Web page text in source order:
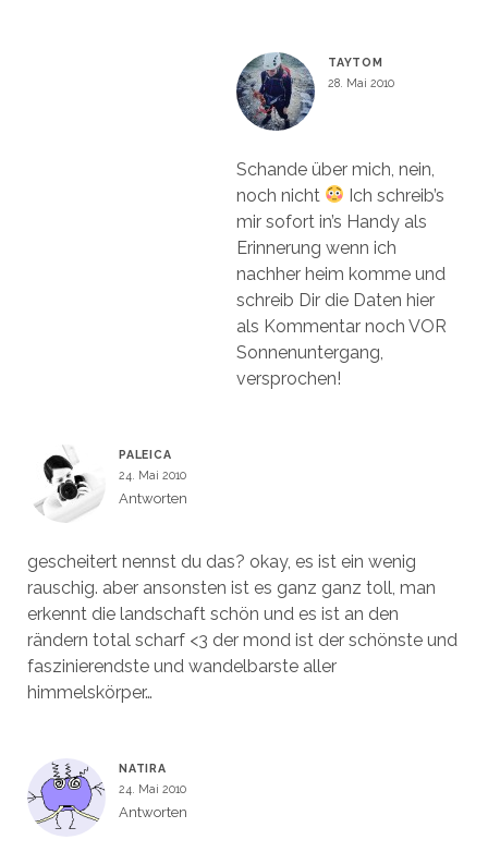
TAYTOM
28. Mai 2010
Schande über mich, nein,
noch nicht
Ich schreib’s
mir sofort in’s Handy als
Erinnerung wenn ich
nachher heim komme und
schreib Dir die Daten hier
als Kommentar noch VOR
Sonnenuntergang,
versprochen!
PALEICA
24. Mai 2010
Antworten
gescheitert nennst du das? okay, es ist ein wenig
rauschig. aber ansonsten ist es ganz ganz toll, man
erkennt die landschaft schön und es ist an den
rändern total scharf <3 der mond ist der schönste und
faszinierendste und wandelbarste aller
himmelskörper…
NATIRA
24. Mai 2010
Antworten